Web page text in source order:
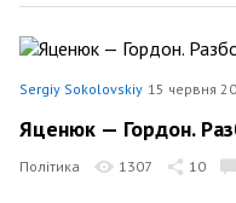
Sergiy Sokolovskiy 15 червня
Яценюк — Гордон.
Політика 1307 10